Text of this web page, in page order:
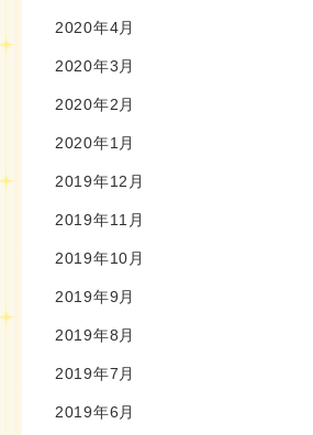
2020年4月
2020年3月
2020年2月
2020年1月
2019年12月
2019年11月
2019年10月
2019年9月
2019年8月
2019年7月
2019年6月